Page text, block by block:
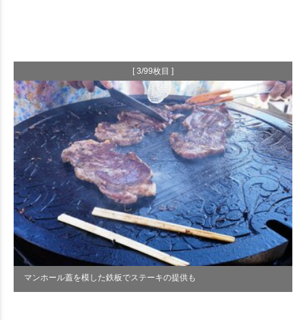
[ 3/99枚目 ]
マンホール蓋を模した鉄板でステーキの提供も